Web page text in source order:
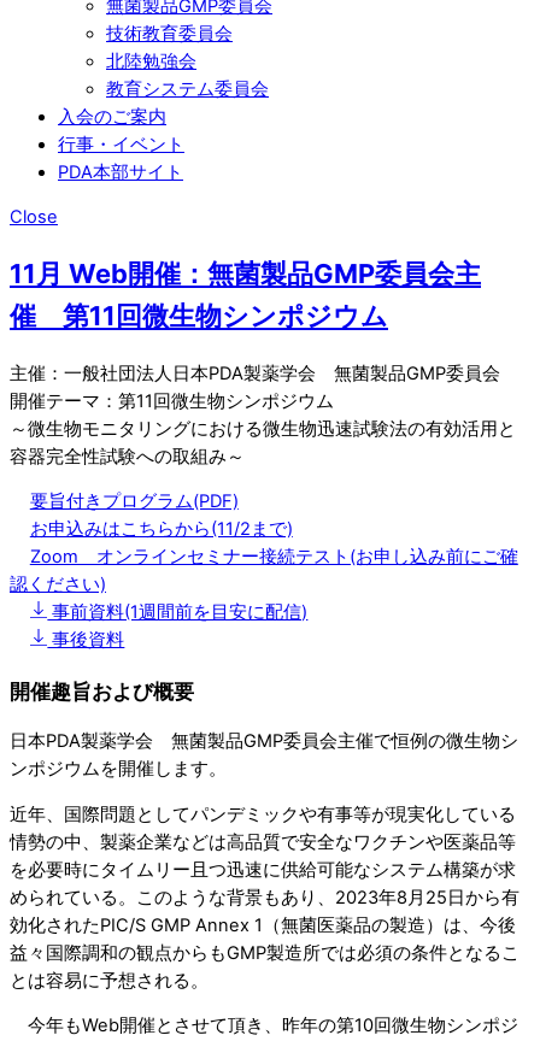
無菌製品GMP委員会
技術教育委員会
北陸勉強会
教育システム委員会
入会のご案内
行事・イベント
PDA本部サイト
Close
11月 Web開催：無菌製品GMP委員会主
催 第11回微生物シンポジウム
主催：一般社団法人日本PDA製薬学会 無菌製品GMP委員会
開催テーマ：第11回微生物シンポジウム
～微生物モニタリングにおける微生物迅速試験法の有効活用と
容器完全性試験への取組み～
要旨付きプログラム(PDF)
お申込みはこちらから(11/2まで)
Zoom オンラインセミナー接続テスト(お申し込み前にご確
認ください)
事前資料(1週間前を目安に配信)
事後資料
開催趣旨および概要
日本PDA製薬学会 無菌製品GMP委員会主催で恒例の微生物シ
ンポジウムを開催します。
近年、国際問題としてパンデミックや有事等が現実化している
情勢の中、製薬企業などは高品質で安全なワクチンや医薬品等
を必要時にタイムリー且つ迅速に供給可能なシステム構築が求
められている。このような背景もあり、2023年8月25日から有
効化されたPIC/S GMP Annex 1（無菌医薬品の製造）は、今後
益々国際調和の観点からもGMP製造所では必須の条件となるこ
とは容易に予想される。
今年もWeb開催とさせて頂き、昨年の第10回微生物シンポジ